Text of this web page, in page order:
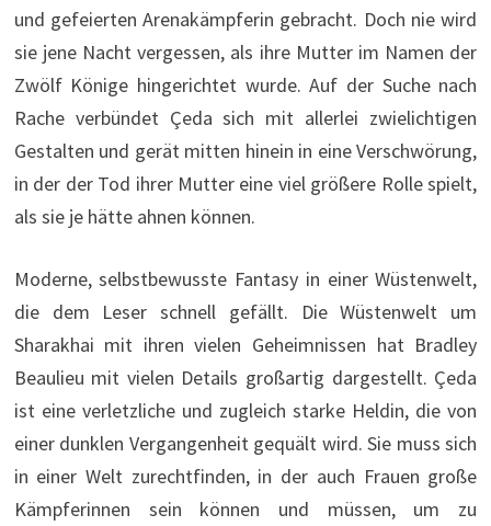
und gefeierten Arenakämpferin gebracht. Doch nie wird
sie jene Nacht vergessen, als ihre Mutter im Namen der
Zwölf Könige hingerichtet wurde. Auf der Suche nach
Rache verbündet Çeda sich mit allerlei zwielichtigen
Gestalten und gerät mitten hinein in eine Verschwörung,
in der der Tod ihrer Mutter eine viel größere Rolle spielt,
als sie je hätte ahnen können.
Moderne, selbstbewusste Fantasy in einer Wüstenwelt,
die dem Leser schnell gefällt. Die Wüstenwelt um
Sharakhai mit ihren vielen Geheimnissen hat Bradley
Beaulieu mit vielen Details großartig dargestellt. Çeda
ist eine verletzliche und zugleich starke Heldin, die von
einer dunklen Vergangenheit gequält wird. Sie muss sich
in einer Welt zurechtfinden, in der auch Frauen große
Kämpferinnen sein können und müssen, um zu